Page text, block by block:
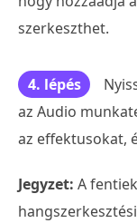
szerkeszthet.
4. lépés
az Audio
az effektusokat,
Jegyzet: A